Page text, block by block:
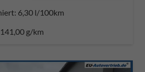
6,30 l/100km
141,00 g/km